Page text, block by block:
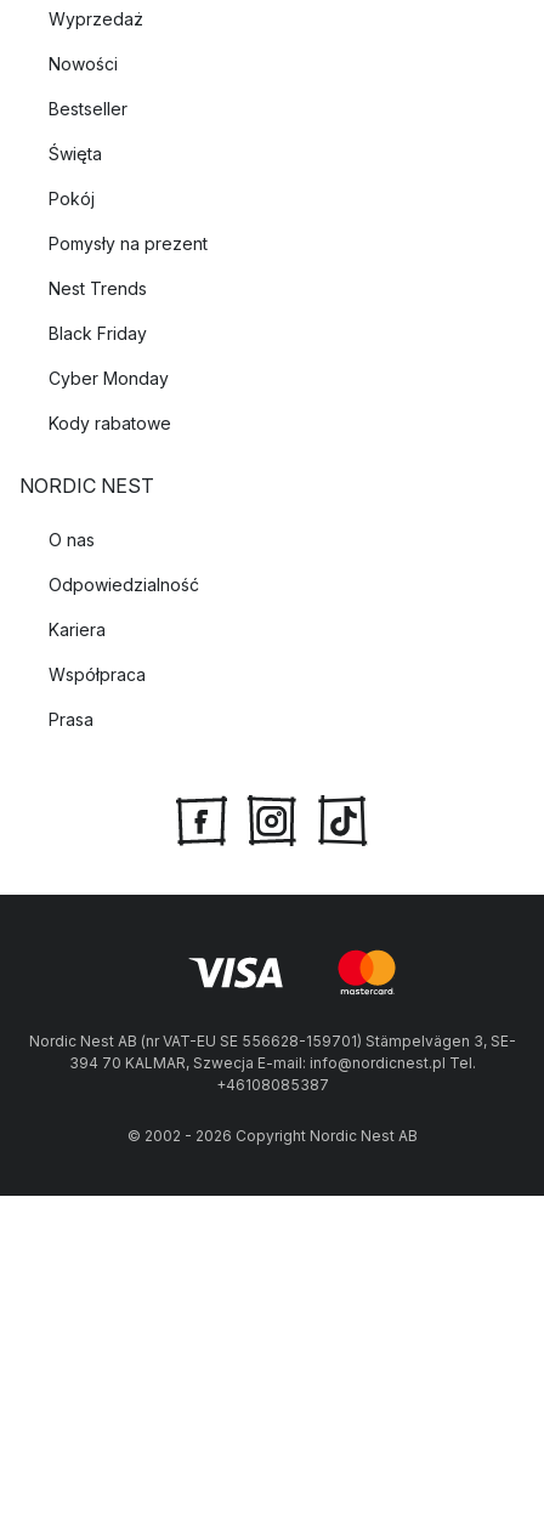
Wyprzedaż
Nowości
Bestseller
Święta
Pokój
Pomysły na prezent
Nest Trends
Black Friday
Cyber Monday
Kody rabatowe
NORDIC NEST
O nas
Odpowiedzialność
Kariera
Współpraca
Prasa
Nordic Nest AB (nr VAT-EU SE 556628-159701) Stämpelvägen 3, SE-
394 70 KALMAR, Szwecja E-mail: info@nordicnest.pl Tel.
+46108085387
© 2002 - 2026 Copyright Nordic Nest AB